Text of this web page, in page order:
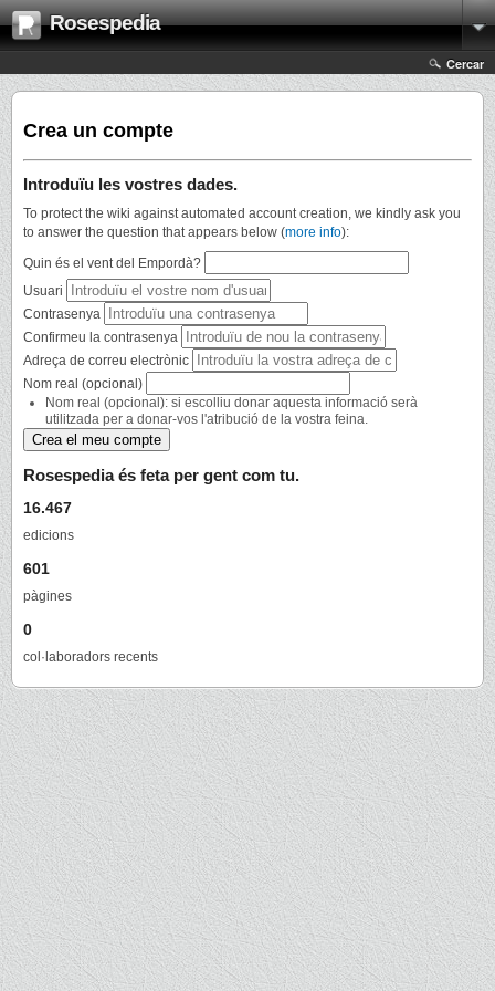
Rosespedia
Cercar
Crea un compte
Introduïu les vostres dades.
To protect the wiki against automated account creation, we kindly ask you
to answer the question that appears below (more info):
Quin és el vent del Empordà?
Usuari
Contrasenya
Confirmeu la contrasenya
Adreça de correu electrònic
Nom real (opcional)
Nom real (opcional): si escolliu donar aquesta informació serà
utilitzada per a donar-vos l'atribució de la vostra feina.
Rosespedia és feta per gent com tu.
16.467
edicions
601
pàgines
0
col·laboradors recents